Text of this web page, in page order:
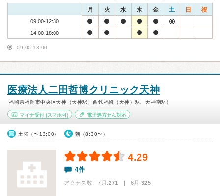
月 火 水 木 金 土 日 祝
09:00-12:30
14:00-18:00
09:00-13:00
医療法人二田哲博クリニック天神
福岡県福岡市中央区天神（天神駅、西鉄福岡（天神）駅、天神南駅）
マイナ受付 (スマホ可) 電子処方せん対応
土曜（〜13:00） 朝（8:30〜）
4.29
4件
アクセス数 7月:271 | 6月:325